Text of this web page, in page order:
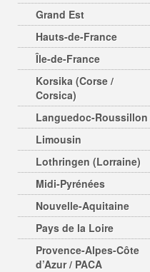
Grand Est
Hauts-de-France
Île-de-France
Korsika (Corse /
Corsica)
Languedoc-Roussillon
Limousin
Lothringen (Lorraine)
Midi-Pyrénées
Nouvelle-Aquitaine
Pays de la Loire
Provence-Alpes-Côte
d’Azur / PACA